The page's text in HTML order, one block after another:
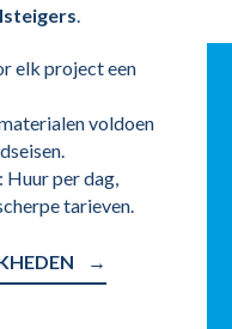
elk project een
voldoen
: Huur per dag,
tarieven.